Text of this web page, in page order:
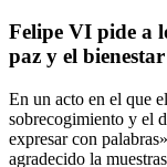
Felipe VI pide a
paz y el
En un acto en el que
sobrecogimiento y el
expresar con
agradecido la